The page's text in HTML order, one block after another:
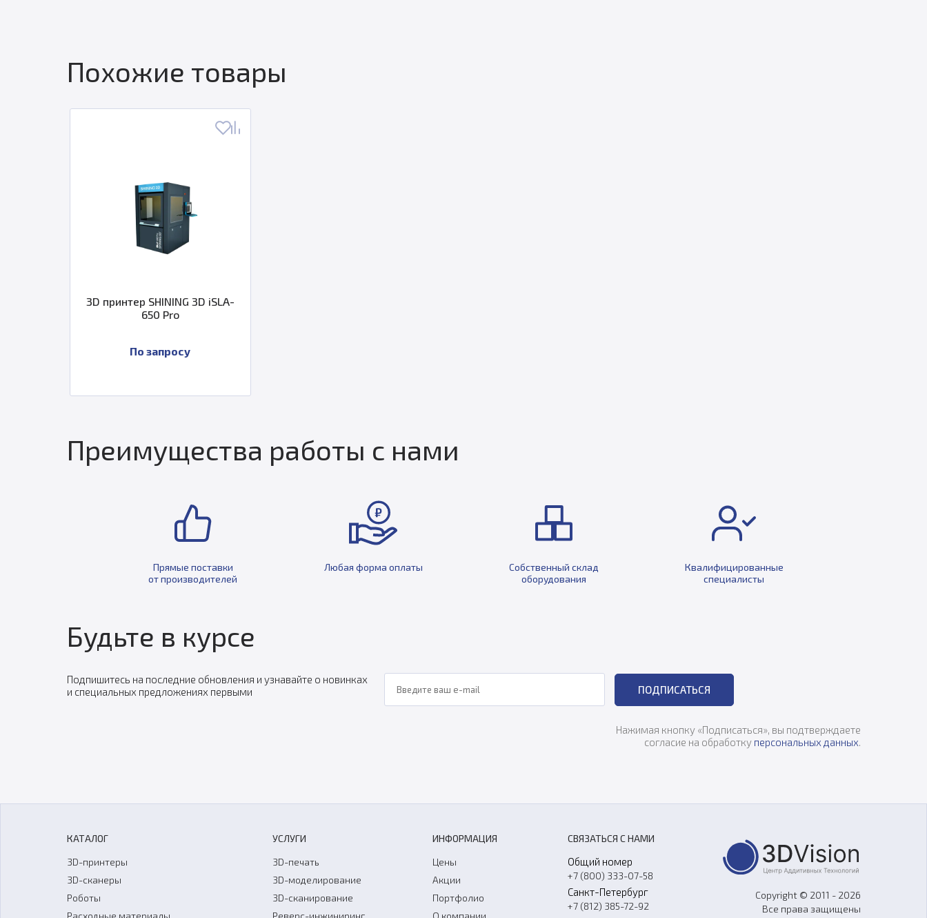
Похожие товары
3D принтер SHINING 3D iSLA-
650 Pro
По запросу
Преимущества работы с нами
Прямые поставки
от производителей
Любая форма оплаты
Собственный склад
оборудования
Квалифицированные
специалисты
Будьте в курсе
Подпишитесь на последние обновления и узнавайте о новинках
и специальных предложениях первыми
ПОДПИСАТЬСЯ
Нажимая кнопку «Подписаться», вы подтверждаете
согласие на обработку персональных данных.
КАТАЛОГ
3D-принтеры
3D-сканеры
Роботы
Расходные материалы
УСЛУГИ
3D-печать
3D-моделирование
3D-сканирование
Реверс-инжиниринг
ИНФОРМАЦИЯ
Цены
Акции
Портфолио
О компании
СВЯЗАТЬСЯ С НАМИ
Общий номер
+7 (800) 333-07-58
Санкт-Петербург
+7 (812) 385-72-92
Copyright © 2011 - 2026
Все права защищены